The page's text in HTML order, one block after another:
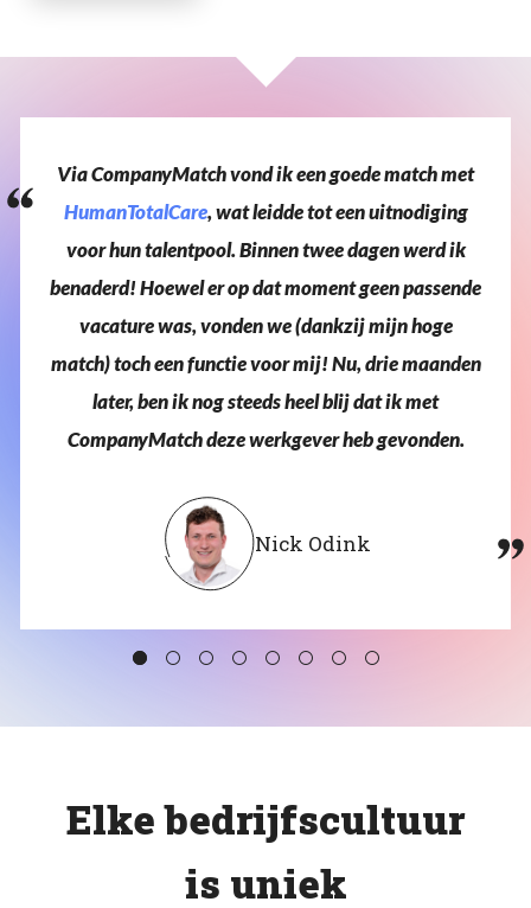
ViaCompanyMatchvondikeengoedematchmet
HumanTotalCare,watleiddetoteenuitnodiging
voorhuntalentpool.Binnentweedagenwerdik
benaderd!Hoeweleropdatmomentgeenpassende
vacaturewas,vondenwe(dankzijmijnhoge
match)tocheenfunctievoormij!Nu,driemaanden
later,beniknogsteedsheelblijdatikmet
CompanyMatchdezewerkgeverhebgevonden.
Nick Odink
Elke bedrijfscultuur
is uniek